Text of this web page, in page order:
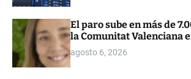
o
r
El paro sube en más de
la Comunitat Valenciana
agosto 6, 2026